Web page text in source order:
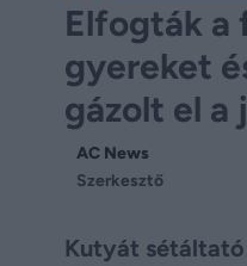
Elfogták a
gyereket
gázolt el a
AC News
Szerkesztő
Kutyát